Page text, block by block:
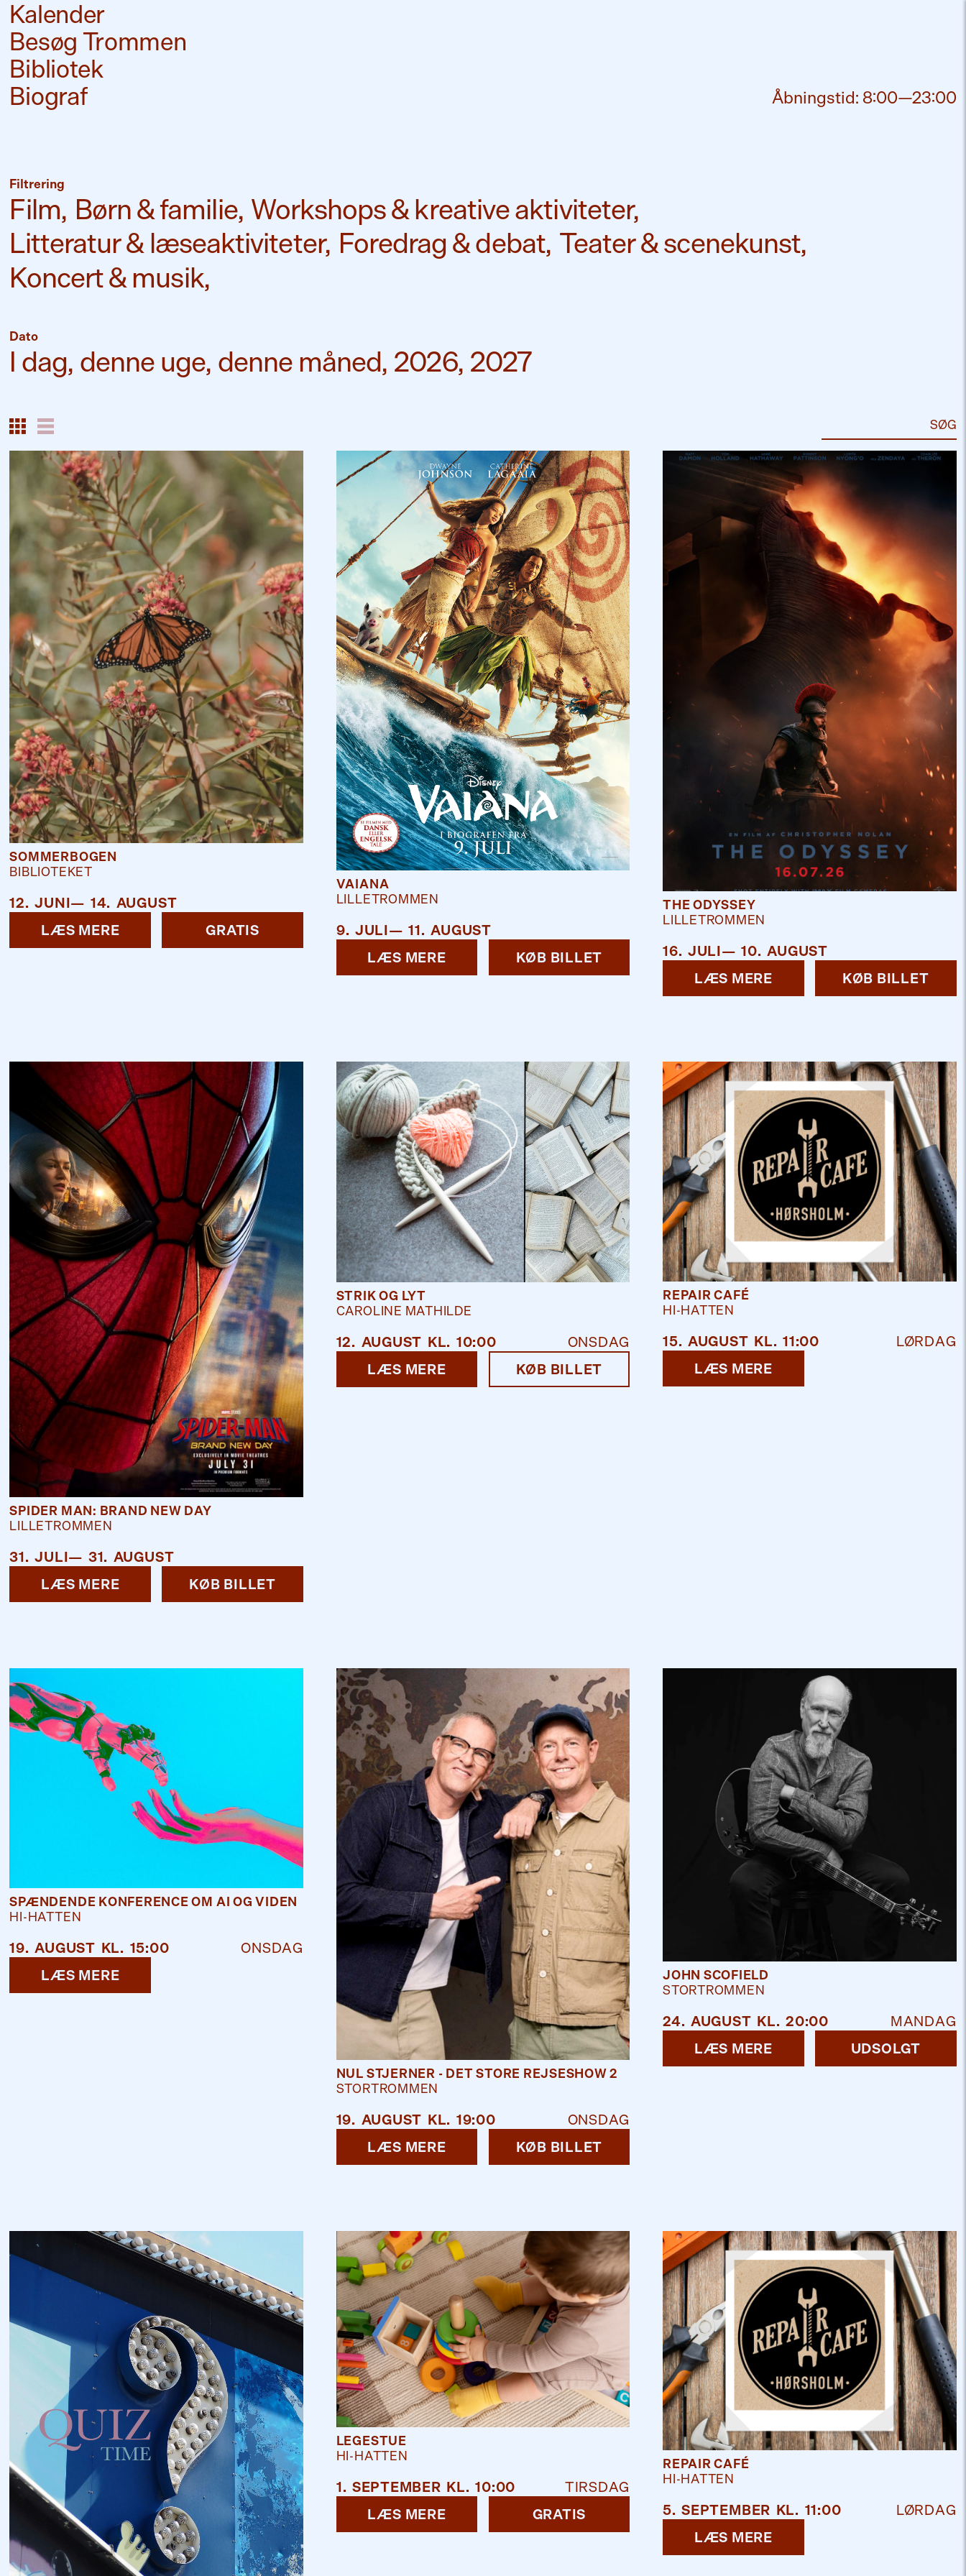
Kalender
Besøg Trommen
Bibliotek
Biograf Åbningstid: 8:00—23:00
Filtrering
Film, Børn & familie,Workshops & kreative aktiviteter,
Litteratur & læseaktiviteter, Foredrag & debat, Teater & scenekunst,
Koncert & musik,
Dato
I dag,denne uge,denne måned,2026,2027
SOMMERBOGEN
BIBLIOTEKET
12. JUNI— 14. AUGUST
LÆS MERE
GRATIS
VAIANA
LILLETROMMEN
9. JULI— 11. AUGUST
LÆS MERE
KØB BILLET
THE ODYSSEY
LILLETROMMEN
16. JULI— 10. AUGUST
LÆS MERE
KØB BILLET
SPIDER MAN: BRAND NEW DAY
LILLETROMMEN
31. JULI— 31. AUGUST
LÆS MERE
KØB BILLET
STRIK OG LYT
CAROLINE MATHILDE
12. AUGUST KL. 10:00
ONSDAG
LÆS MERE
KØB BILLET
REPAIR CAFÉ
HI-HATTEN
15. AUGUST KL. 11:00
LØRDAG
LÆS MERE
SPÆNDENDE KONFERENCE OM AI OG VIDEN
HI-HATTEN
19. AUGUST KL. 15:00
ONSDAG
LÆS MERE
NUL STJERNER - DET STORE REJSESHOW 2
STORTROMMEN
19. AUGUST KL. 19:00
ONSDAG
LÆS MERE
KØB BILLET
JOHN SCOFIELD
STORTROMMEN
24. AUGUST KL. 20:00
MANDAG
LÆS MERE
UDSOLGT
LEGESTUE
HI-HATTEN
1. SEPTEMBER KL. 10:00
TIRSDAG
LÆS MERE
GRATIS
REPAIR CAFÉ
HI-HATTEN
5. SEPTEMBER KL. 11:00
LØRDAG
LÆS MERE